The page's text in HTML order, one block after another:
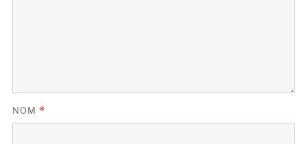
NOM *